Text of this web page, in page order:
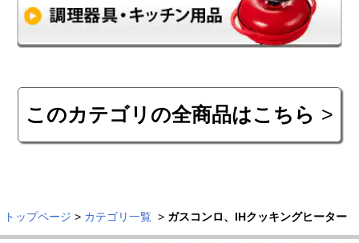
このカテゴリの全商品はこちら
トップページ > カテゴリ一覧 > ガスコンロ、IHクッキングヒーター